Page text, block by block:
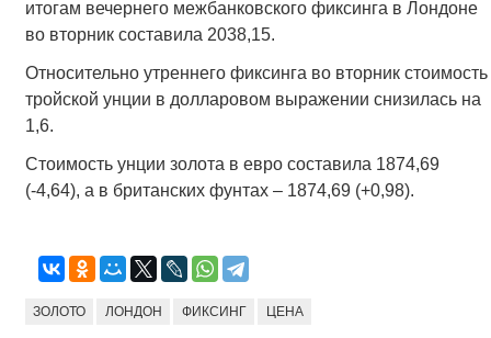
итогам вечернего межбанковского фиксинга в Лондоне
во вторник составила 2038,15.
Относительно утреннего фиксинга во вторник стоимость
тройской унции в долларовом выражении снизилась на
1,6.
Стоимость унции золота в евро составила 1874,69
(-4,64), а в британских фунтах – 1874,69 (+0,98).
ЗОЛОТО ЛОНДОН ФИКСИНГ ЦЕНА